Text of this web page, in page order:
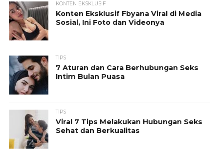
KONTEN EKSKLUSIF
Konten Eksklusif Fbyana Viral di Media
Sosial, Ini Foto dan Videonya
TIPS
7 Aturan dan Cara Berhubungan Seks
Intim Bulan Puasa
TIPS
Viral 7 Tips Melakukan Hubungan Seks
Sehat dan Berkualitas